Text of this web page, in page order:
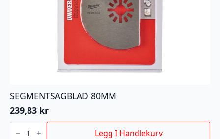
SEGMENTSAGBLAD 80MM
239,83 kr
SEGMENTSAGBLAD
80MM Legg I Handlekurv